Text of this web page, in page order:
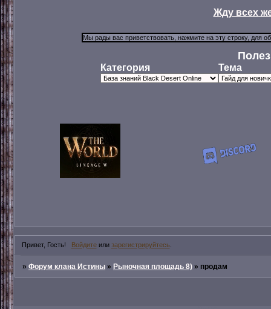
Жду всех
Категория Тема
Привет, Гость! Войдитеили зарегистрируйтесь
»Форум клана Истины »Рыночная площадь 8) » продам